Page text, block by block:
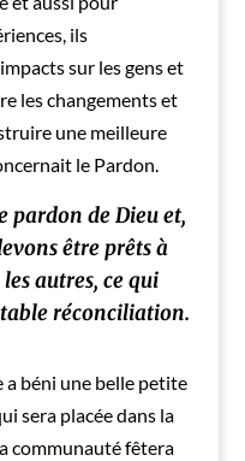
ils
sur les gens et
les changements et
une meilleure
le Pardon.
pardon de Dieu et,
être prêts à
autres, ce qui
réconciliation.
a béni une belle petite
sera placée dans la
communauté fêtera